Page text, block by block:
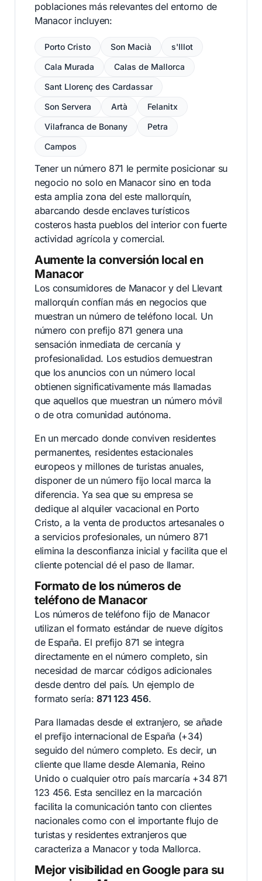
poblaciones más relevantes del entorno de
Manacor incluyen:
Porto Cristo Son Macià
s'Illot
Cala Murada
Calas de Mallorca
Sant Llorenç des Cardassar
Son Servera
Artà
Felanitx
Vilafranca de Bonany
Petra
Campos
Tener un número 871 le permite posicionar su
negocio no solo en Manacor sino en toda
esta amplia zona del este mallorquín,
abarcando desde enclaves turísticos
costeros hasta pueblos del interior con fuerte
actividad agrícola y comercial.
Aumente la conversión local en
Manacor
Los consumidores de Manacor y del Llevant
mallorquín confían más en negocios que
muestran un número de teléfono local. Un
número con prefijo 871 genera una
sensación inmediata de cercanía y
profesionalidad. Los estudios demuestran
que los anuncios con un número local
obtienen significativamente más llamadas
que aquellos que muestran un número móvil
o de otra comunidad autónoma.
En un mercado donde conviven residentes
permanentes, residentes estacionales
europeos y millones de turistas anuales,
disponer de un número fijo local marca la
diferencia. Ya sea que su empresa se
dedique al alquiler vacacional en Porto
Cristo, a la venta de productos artesanales o
a servicios profesionales, un número 871
elimina la desconfianza inicial y facilita que el
cliente potencial dé el paso de llamar.
Formato de los números de
teléfono de Manacor
Los números de teléfono fijo de Manacor
utilizan el formato estándar de nueve dígitos
de España. El prefijo 871 se integra
directamente en el número completo, sin
necesidad de marcar códigos adicionales
desde dentro del país. Un ejemplo de
formato sería:871 123 456.
Para llamadas desde el extranjero, se añade
el prefijo internacional de España (+34)
seguido del número completo. Es decir, un
cliente que llame desde Alemania, Reino
Unido o cualquier otro país marcaría +34 871
123 456. Esta sencillez en la marcación
facilita la comunicación tanto con clientes
nacionales como con el importante flujo de
turistas y residentes extranjeros que
caracteriza a Manacor y toda Mallorca.
Mejor visibilidad en Google para su